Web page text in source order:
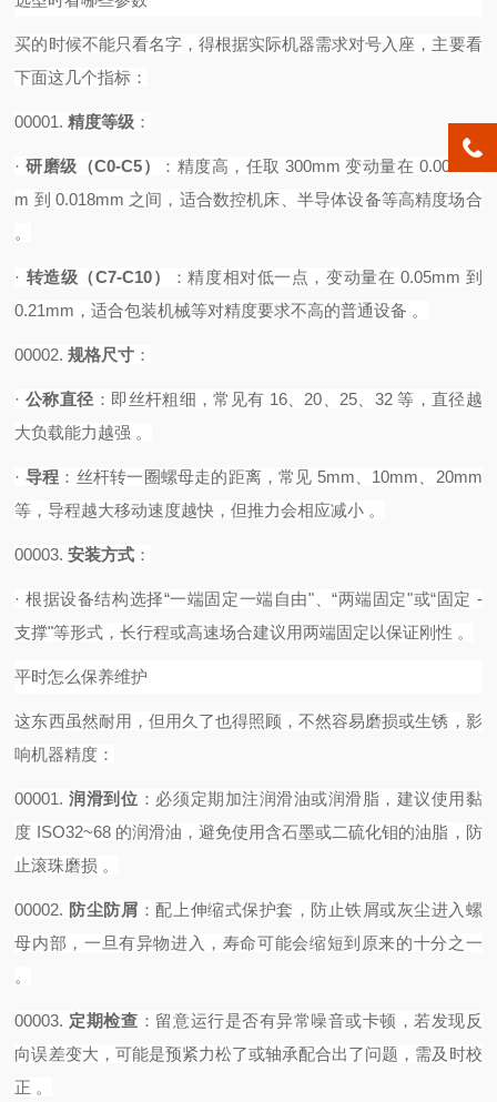
买的时候不能只看名字，得根据实际机器需求对号入座，主要看
下面这几个指标：
00001.精度等级 ‌：
· 研磨级（C0-C5）
‌：精度高，任取 300mm 变动量在 0.0035m
m 到 0.018mm 之间，适合数控机床、半导体设备等高精度场合
。
· 转造级（C7-C10）
‌：精度相对低一点，变动量在 0.05mm 到
0.21mm，适合包装机械等对精度要求不高的普通设备 。‌
00002.规格尺寸 ‌：
· 公称直径 ‌：即丝杆粗细，常见有 16、20、25、32 等，直径越
大负载能力越强 。
· 导程 ‌：丝杆转一圈螺母走的距离，常见 5mm、10mm、20mm
等，导程越大移动速度越快，但推力会相应减小 。‌‌‌
00003.安装方式 ‌：
· 根据设备结构选择“一端固定一端自由"、“两端固定"或“固定 -
支撑"等形式，长行程或高速场合建议用两端固定以保证刚性 。‌‌‌
平时怎么保养维护
这东西虽然耐用，但用久了也得照顾，不然容易磨损或生锈，影
响机器精度：
00001. 润滑到位 ‌：必须定期加注润滑油或润滑脂，建议使用黏
度 ISO32~68 的润滑油，避免使用含石墨或二硫化钼的油脂，防
止滚珠磨损 。
00002. 防尘防屑 ‌：配上伸缩式保护套，防止铁屑或灰尘进入螺
母内部，一旦有异物进入，寿命可能会缩短到原来的十分之一
。
00003. 定期检查 ‌：留意运行是否有异常噪音或卡顿，若发现反
向误差变大，可能是预紧力松了或轴承配合出了问题，需及时校
正 。